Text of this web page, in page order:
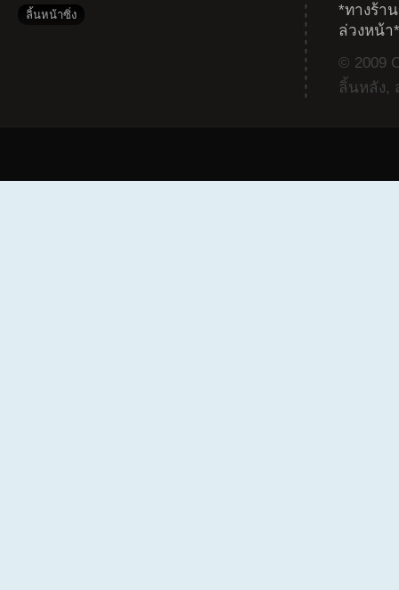
ลิ้นหน้าซิ่ง
*ทางร้า
ล่วงหน้า*
© 2009
ลิ้นหลัง,